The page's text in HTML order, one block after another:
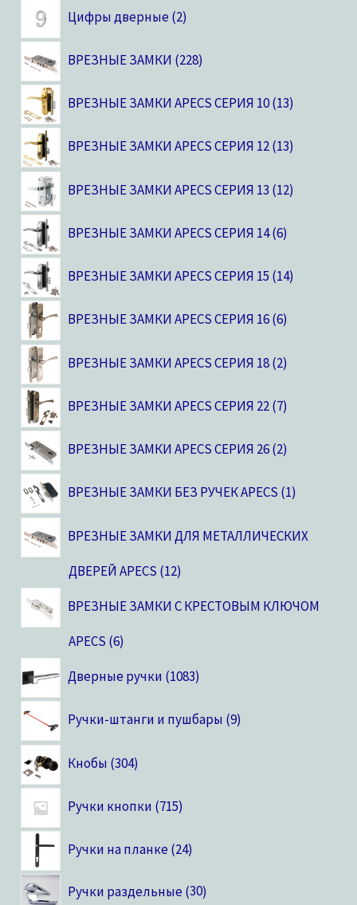
Цифры дверные 2
ВРЕЗНЫЕ ЗАМКИ 228
ВРЕЗНЫЕ ЗАМКИ APECS СЕРИЯ 10 13
ВРЕЗНЫЕ ЗАМКИ APECS СЕРИЯ 12 13
ВРЕЗНЫЕ ЗАМКИ APECS СЕРИЯ 13 12
ВРЕЗНЫЕ ЗАМКИ APECS СЕРИЯ 14 6
ВРЕЗНЫЕ ЗАМКИ APECS СЕРИЯ 15 14
ВРЕЗНЫЕ ЗАМКИ APECS СЕРИЯ 16 6
ВРЕЗНЫЕ ЗАМКИ APECS СЕРИЯ 18 2
ВРЕЗНЫЕ ЗАМКИ APECS СЕРИЯ 22 7
ВРЕЗНЫЕ ЗАМКИ APECS СЕРИЯ 26 2
ВРЕЗНЫЕ ЗАМКИ БЕЗ РУЧЕК APECS 1
ВРЕЗНЫЕ ЗАМКИ ДЛЯ МЕТАЛЛИЧЕСКИХ
ДВЕРЕЙ APECS 12
ВРЕЗНЫЕ ЗАМКИ С КРЕСТОВЫМ КЛЮЧОМ
APECS 6
Дверные ручки 1083
Ручки-штанги и пушбары 9
Кнобы 304
Ручки кнопки 715
Ручки на планке 24
Ручки раздельные 30